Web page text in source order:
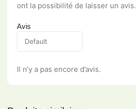
Avis
Il n’y a pas encore d’avis.
ont la possibilité de laisser un avis.